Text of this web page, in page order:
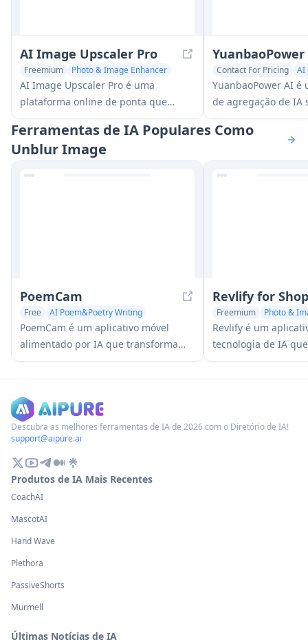
AI Image Upscaler Pro
Freemium
Photo & Image Enhancer
AI Photography
AI Image Scanning
AI Image Upscaler Pro é uma
plataforma online de ponta que
utiliza inteligência artificial avançada
para aprimorar e ampliar imagens
em até 400% enquanto mantém a
YuanbaoPower
Contact For Pricing
AI
AI Photo & Image
Photo & Image
YuanbaoPower AI
de agregação de IA
poderosa que
integrados,
Ferramentas de IA Populares Como
Unblur Image
PoemCam
Free
AI Poem&Poetry Writing
Photo & Image Enhancer
PoemCam é um aplicativo móvel
alimentado por IA que transforma
fotos em versos poéticos, capturando
momentos por meio de visão
computacional e IA de linguagem.
Revlify for
Freemium
Photo &
AI Background
Revlify é um
tecnologia de IA
automaticamente
mantendo as cores
Descubra as melhores ferramentas de IA de 2026 com o Diretório de IA!
support@aipure.ai
Produtos de IA Mais Recentes
CoachAI
MascotAI
Hand Wave
Plethora
PassiveShorts
Murmell
Últimas Notícias de IA